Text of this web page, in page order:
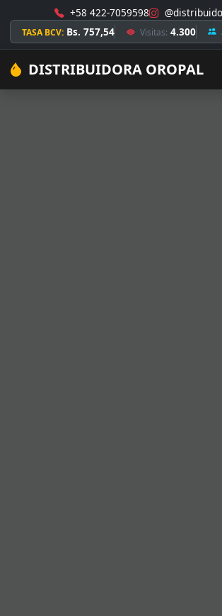
+58 422-7059598
TASA BCV: Bs. 757,54 Visitas: 4.300
DISTRIBUIDORA OROPAL